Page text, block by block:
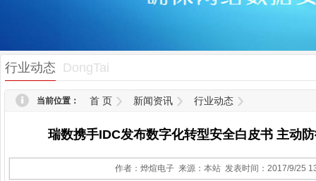
行业动态 DongTai
当前位置： 首 页 新闻资讯 行业动态
瑞数携手IDC发布数字化转型安全白皮书 主动
作者：烨煊电子 来源：本站 发表时间：2017/9/25